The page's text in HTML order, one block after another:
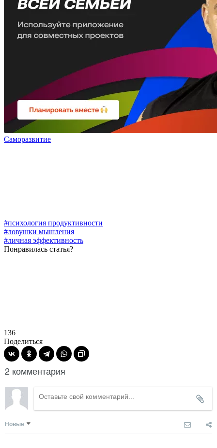
Саморазвитие
#психология продуктивности
#ловушки мышления
#личная эффективность
Понравилась статья?
136
Поделиться
2 комментария
Новые